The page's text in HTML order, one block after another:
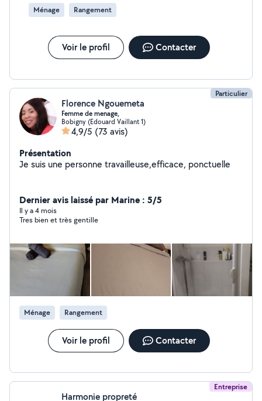
Ménage Rangement
Voir le profil Contacter
Particulier
Florence Ngouemeta
Femme de menage,
Bobigny (Edouard Vaillant 1)
4,9/5 (73 avis)
Présentation
Je suis une personne travailleuse,efficace, ponctuelle
Dernier avis laissé par Marine : 5/5
Il y a 4 mois
Tres bien et très gentille
Ménage Rangement
Voir le profil Contacter
Entreprise
Harmonie propreté